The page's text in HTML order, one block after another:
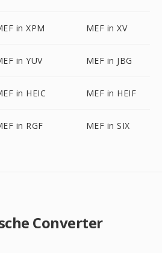
in XPM MEF in XV
in YUV MEF in JBG
in HEIC MEF in HEIF
in RGF MEF in SIX
Converter